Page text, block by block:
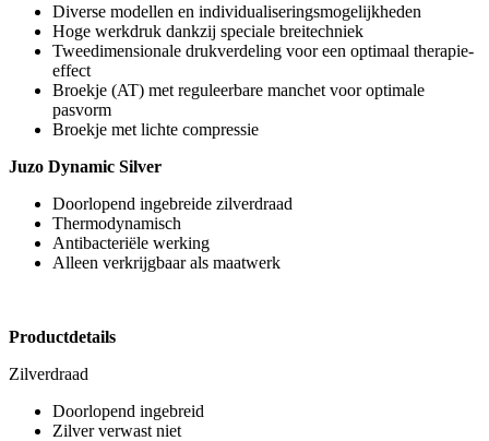
Diverse modellen en individualiseringsmogelijkheden
Hoge werkdruk dankzij speciale breitechniek
Tweedimensionale drukverdeling voor een optimaal therapie-
effect
Broekje (AT) met reguleerbare manchet voor optimale
pasvorm
Broekje met lichte compressie
Juzo Dynamic Silver
Doorlopend ingebreide zilverdraad
Thermodynamisch
Antibacteriële werking
Alleen verkrijgbaar als maatwerk
Productdetails
Zilverdraad
Doorlopend ingebreid
Zilver verwast niet